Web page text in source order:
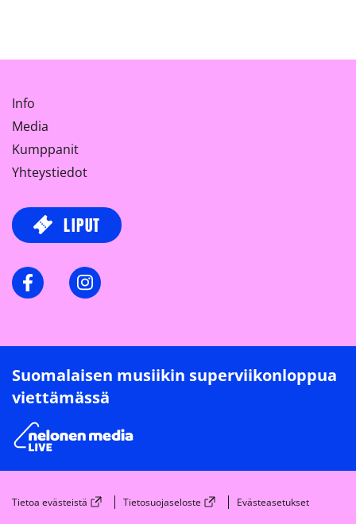
Info
Media
Kumppanit
Yhteystiedot
LIPUT
FacebookInstagram
Suomalaisen musiikin superviikonloppua
viettämässä
Tietoa evästeistä Tietosuojaseloste Evästeasetukset